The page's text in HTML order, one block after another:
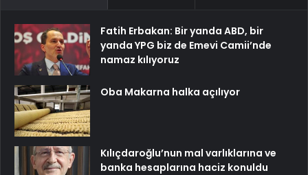
Fatih Erbakan: Bir yanda ABD, bir
yanda YPG biz de Emevi Camii’nde
namaz kılıyoruz
Oba Makarna halka açılıyor
Kılıçdaroğlu’nun mal varlıklarına ve
banka hesaplarına haciz konuldu